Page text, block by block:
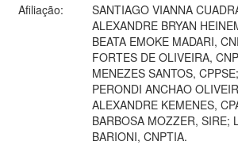
Afiliação:
SANTIAGO VIANNA
ALEXANDRE BRYAN
BEATA EMOKE MADARI,
FORTES DE OLIVEIRA,
MENEZES SANTOS,
PERONDI ANCHAO
ALEXANDRE KEMENES,
BARBOSA MOZZER, SIRE;
BARIONI, CNPTIA.